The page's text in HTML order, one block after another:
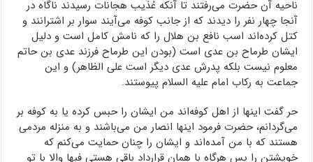
ناحیه آن حضرت می‌رفتند تا آنکه عُذَیب هجانات رسیدند ناگاه در
آنجا چهار نفر را دیدند که از جانب کوفه می‌آیند سوار بر اشترانند و
کتل کرده‌اند اسب نافع بن هلال را که نامش کامل است و دلیل
ایشان طرماح بن عدی است (بودن این طرماح فرزند عدی بن حاتم
معلوم نیست بلکه پدرش عدی دیگر است علی الظاهر) و این
جماعت به رکاب امام علیه السلام پیوستند.
حر گفت اینها از اهل کوفه‌اند من ایشان را حبس کرده یا به کوفه بر
می‌گردانم، حضرت فرمود اینها انصار من می‌باشند و به منزله مردمی
هستند که با من آمده‌اند و ایشان را چنان حمایت می‌کنم که
خویشتن را پس هرگاه با همان قرارداد باقی هستی فبها والا با تو